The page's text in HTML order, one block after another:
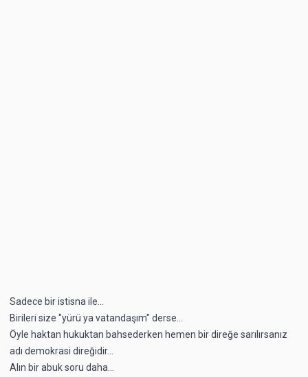
Sadece bir istisna ile...
Birileri size "yürü ya vatandaşım" derse...
Öyle haktan hukuktan bahsederken hemen bir direğe sarılırsanız
adı demokrasi direğidir...
Alın bir abuk soru daha...